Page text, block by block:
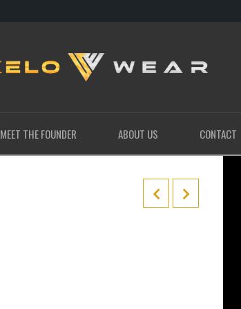
MEET THE FOUNDER ABOUT US CONTACT